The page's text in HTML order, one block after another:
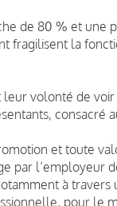
de 80 % et
fragilisent la
volonté de
consacré
et toute
par l’employeur
à
pour le